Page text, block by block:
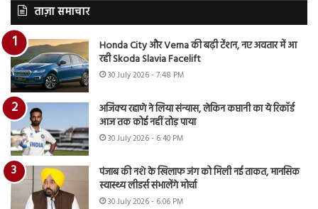
ताज़ा समाचार
Honda City और Verna की बढ़ी टेंशन, नए अवतार में आ
रही Skoda Slavia Facelift
30 July 2026 - 7:48 PM
अजिंक्य रहाणे ने लिया संन्यास, लेकिन कप्तानी का ये रिकॉर्ड
आज तक कोई नहीं तोड़ पाया
30 July 2026 - 6:40 PM
पंजाब की नशे के खिलाफ जंग को मिली नई ताकत, मानसिक
स्वास्थ्य लीडर्स संभालेंगे मोर्चा
30 July 2026 - 6:06 PM